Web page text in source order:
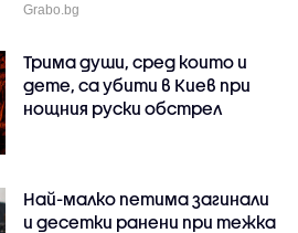
Grabo.bg
Трима души, сред които и
дете, са убити в Киев при
нощния руски обстрел
Най-малко петима загинали
и десетки ранени при тежка